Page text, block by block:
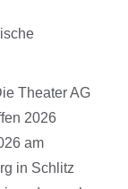
Theater AG
2026
am
in Schlitz